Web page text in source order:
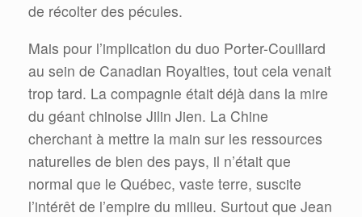
de récolter des pécules.
Mais pour l’implication du duo Porter-Couillard
au sein de Canadian Royalties, tout cela venait
trop tard. La compagnie était déjà dans la mire
du géant chinoise Jilin Jien. La Chine
cherchant à mettre la main sur les ressources
naturelles de bien des pays, il n’était que
normal que le Québec, vaste terre, suscite
l’intérêt de l’empire du milieu. Surtout que Jean